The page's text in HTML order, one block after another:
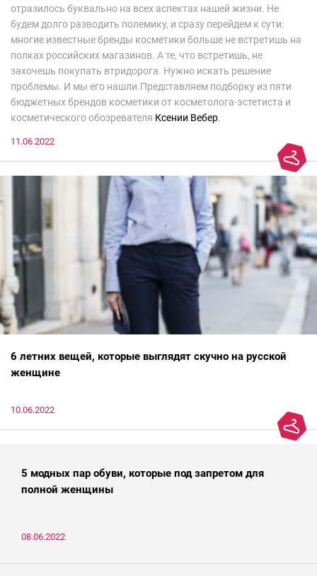
отразилось буквально на всех аспектах нашей жизни. Не
будем долго разводить полемику, и сразу перейдем к сути:
многие известные бренды косметики больше не встретишь на
полках российских магазинов. А те, что встретишь, не
захочешь покупать втридорога. Нужно искать решение
проблемы. И мы его нашли.Представляем подборку из пяти
бюджетных брендов косметики от косметолога-эстетиста и
косметического обозревателя Ксении Вебер.
11.06.2022
6 летних вещей, которые выглядят скучно на русской
женщине
10.06.2022
5 модных пар обуви, которые под запретом для
полной женщины
08.06.2022